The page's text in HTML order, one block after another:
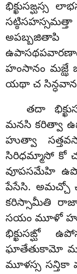
భిక్ఖుసఙ్ఘస్స
హంసానం మజ్ఝే
యథా చ
తదా
మనసి కరిత్వా
హుత్వా
సిరిధమ్మాసో కో
వూపసమేహి
పేసేసి. అమచ్చో
కరిస్సామీతి
సయం మూళో
భిక్ఖుసఙ్ఘో
ఘాతేతుకామో
మూళస్స సన్తికా